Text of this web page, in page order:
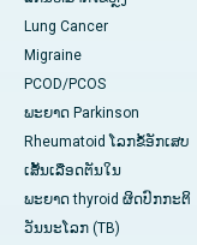
Lung Cancer
Migraine
PCOD/PCOS
ພະຍາດ Parkinson
Rheumatoid ໂລກຂໍ້ອັກເສບ
ເສັ້ນເລືອດຕັນໃນ
ພະຍາດ thyroid ຜິດປົກກະຕິ
ວັນນະໂລກ (TB)